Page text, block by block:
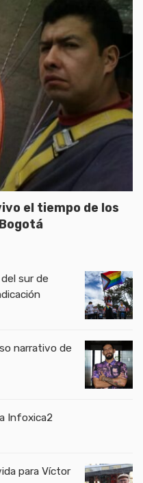
el tiempo de los
sur de
narrativo de
Infoxica2
para Víctor